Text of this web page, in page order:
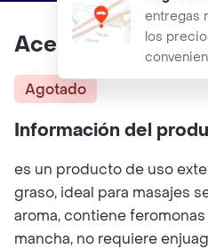
entregas
los
Aceite Corporal
Agotado
Información del
es un producto de uso
graso, ideal para masajes
aroma, contiene
mancha, no requiere